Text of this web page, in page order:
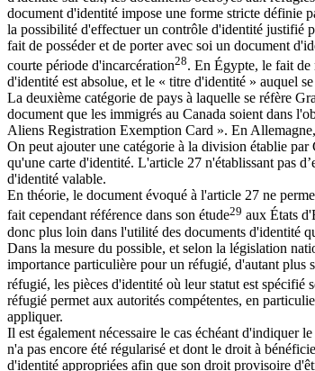
document d'identité impose une forme stricte définie
la possibilité d'effectuer un contrôle d'identité justifié
fait de posséder et de porter avec soi un document
courte période d'incarcération28. En Égypte, le fait de
d'identité est absolue, et le « titre d'identité » auquel
La deuxième catégorie de pays à laquelle se réfère
document que les immigrés au Canada soient dans
Aliens Registration Exemption Card ». En
On peut ajouter une catégorie à la division établie
qu'une carte d'identité. L'article 27 n'établissant pas
d'identité valable.
En théorie, le document évoqué à l'article 27 ne
fait cependant référence dans son étude29 aux États
donc plus loin dans l'utilité des documents d'identité
Dans la mesure du possible, et selon la législation
importance particulière pour un réfugié, d'autant plus
réfugié, les pièces d'identité où leur statut est
réfugié permet aux autorités compétentes, en
appliquer.
Il est également nécessaire le cas échéant d'indiquer
n'a pas encore été régularisé et dont le droit à
d'identité appropriées afin que son droit provisoire